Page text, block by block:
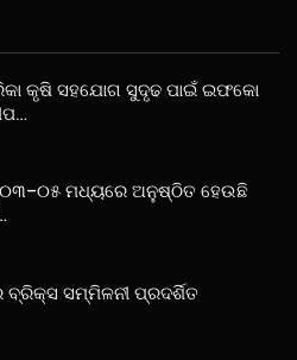
କୃଷି ସହଯୋଗ ସୁଦୃଢ ପାଇଁ ଇଫକୋ
୦୩–୦୫ ମଧ୍ୟରେ ଅନୁଷ୍ଠିତ ହେଉଛି
ବ୍ରିକ୍ସ ସମ୍ମିଳନୀ ପ୍ରଦର୍ଶିତ